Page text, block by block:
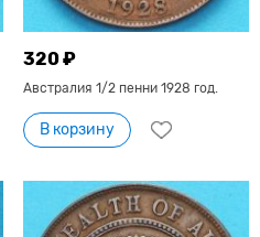
320 ₽
Австралия 1/2 пенни 1928 год.
В корзину